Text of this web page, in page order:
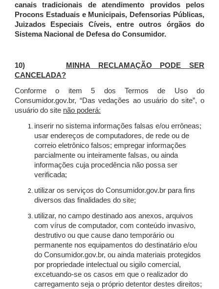
canais tradicionais de atendimento providos pelos
Procons Estaduais e Municipais, Defensorias Públicas,
Juizados Especiais Cíveis, entre outros órgãos do
Sistema Nacional de Defesa do Consumidor.
10)
MINHA RECLAMAÇÃO PODE SER
CANCELADA?
Conforme o item 5 dos Termos de Uso do
Consumidor.gov.br, “Das vedações ao usuário do site”, o
usuário do site não poderá:
inserir no sistema informações falsas e/ou errôneas;
usar endereços de computadores, de rede ou de
correio eletrônico falsos; empregar informações
parcialmente ou inteiramente falsas, ou ainda
informações cuja procedência não possa ser
verificada;
utilizar os serviços do Consumidor.gov.br para fins
diversos das finalidades do site;
utilizar, no campo destinado aos anexos, arquivos
com vírus de computador, com conteúdo invasivo,
destrutivo ou que cause dano temporário ou
permanente nos equipamentos do destinatário e/ou
do Consumidor.gov.br, ou ainda materiais protegidos
por propriedade intelectual ou sigilo comercial,
excetuando-se os casos em que o realizador do
carregamento seja o próprio detentor destes direitos;